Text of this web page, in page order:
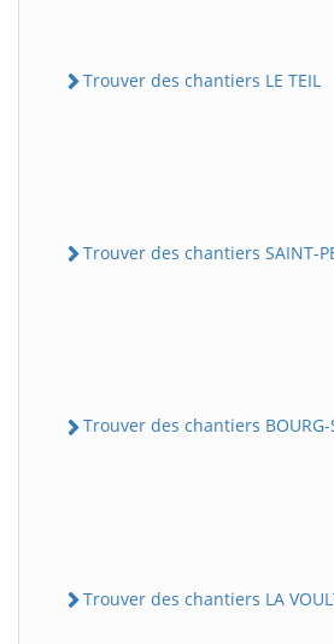
Trouver des chantiers LE TEIL
Trouver des chantiers SAINT-
Trouver des chantiers BOURG-
Trouver des chantiers LA